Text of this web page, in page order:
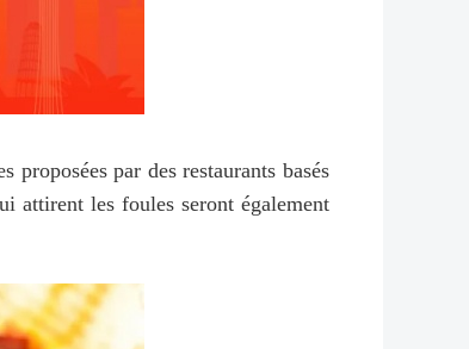
par des restaurants basés
attirent les foules seront également